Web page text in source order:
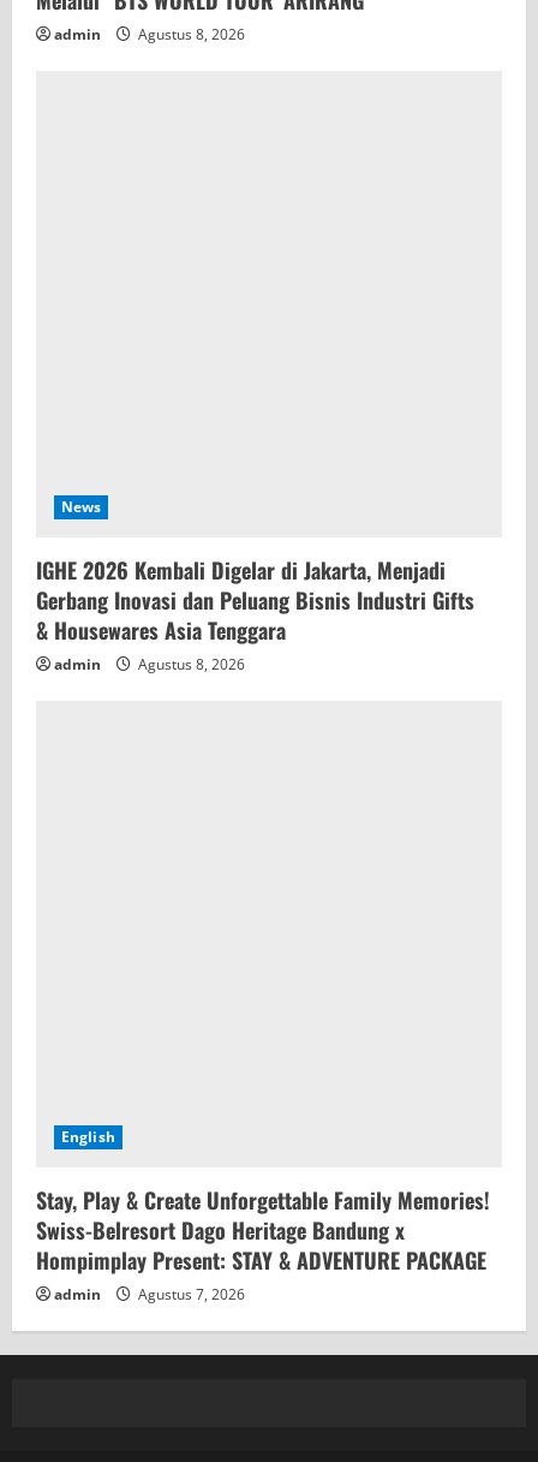
admin Agustus 8, 2026
News
IGHE 2026 Kembali Digelar di Jakarta, Menjadi
Gerbang Inovasi dan Peluang Bisnis Industri Gifts
& Housewares Asia Tenggara
admin Agustus 8, 2026
English
Stay, Play & Create Unforgettable Family Memories!
Swiss-Belresort Dago Heritage Bandung x
Hompimplay Present: STAY & ADVENTURE PACKAGE
admin Agustus 7, 2026